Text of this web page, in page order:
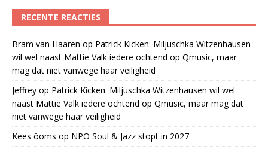
RECENTE REACTIES
Bram van Haaren op Patrick Kicken: Miljuschka Witzenhausen
wil wel naast Mattie Valk iedere ochtend op Qmusic, maar
mag dat niet vanwege haar veiligheid
Jeffrey op Patrick Kicken: Miljuschka Witzenhausen wil wel
naast Mattie Valk iedere ochtend op Qmusic, maar mag dat
niet vanwege haar veiligheid
Kees öoms op NPO Soul & Jazz stopt in 2027